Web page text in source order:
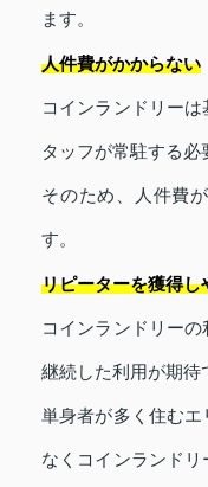
ます。
人件費がかからない
コインランドリー
タッフが常駐する必
そのため、人件費
す。
リピーターを獲得し
コインランドリーの
継続した利用が期待
単身者が多く住む
なくコインランド